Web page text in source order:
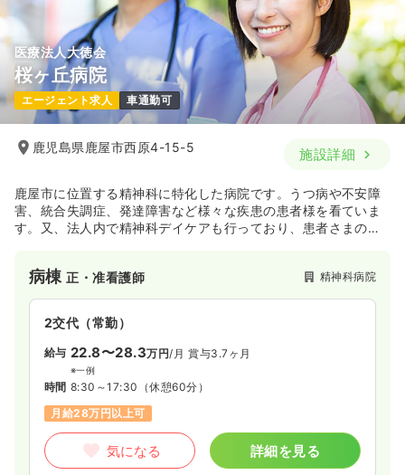
医療法人大徳会
桜ヶ丘病院
エージェント求人 車通勤可
鹿児島県鹿屋市西原4-15-5 施設詳細
鹿屋市に位置する精神科に特化した病院です。うつ病や不安障
害、統合失調症、発達障害など様々な疾患の患者様を看ていま
す。又、法人内で精神科デイケアも行っており、患者さまのペ
病棟正・准看護師 精神科病院
2交代（常勤）
給与 22.8〜28.3万円/月 賞与3.7ヶ月
※一例
時間 8:30～17:30 （休憩60分）
月給28万円以上可
気になる 詳細を見る